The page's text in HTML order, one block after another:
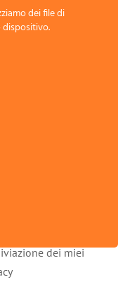
dei miei
dei file di